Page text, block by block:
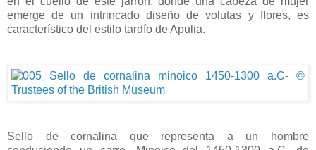
emerge de un intrincado diseño de volutas y flores, es
característico del estilo tardío de Apulia.
Sello de cornalina que representa a un hombre